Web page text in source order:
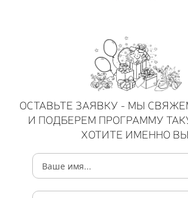
ОСТАВЬТЕ ЗАЯВКУ - МЫ
И ПОДБЕРЕМ ПРОГРАММУ
ХОТИТЕ ИМЕННО